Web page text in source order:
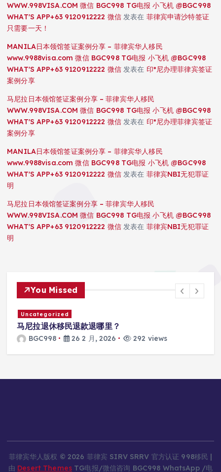
WWW.998VISA.COM 微信 BGC998 TG电报 小飞机 @BGC998
WHAT'S APP+63 9120912222 微信发表在 菲律宾申请沙特签证
只需要一天！
MANILA日本领馆签证案例分享 – 菲律宾华人移民
www.9988visa.com 微信 BGC998 TG电报 小飞机 @BGC998
WHAT'S APP+63 9120912222 微信发表在 印*尼办理菲律宾签证
案例分享
马尼拉日本领馆签证案例分享 – 菲律宾华人移民
WWW.998VISA.COM 微信 BGC998 TG电报 小飞机 @BGC998
WHAT'S APP+63 9120912222 微信发表在 印*尼办理菲律宾签证
案例分享
MANILA日本领馆签证案例分享 – 菲律宾华人移民
www.9988visa.com 微信 BGC998 TG电报 小飞机 @BGC998
WHAT'S APP+63 9120912222 微信发表在 菲律宾NBI无犯罪证
明
马尼拉日本领馆签证案例分享 – 菲律宾华人移民
WWW.998VISA.COM 微信 BGC998 TG电报 小飞机 @BGC998
WHAT'S APP+63 9120912222 微信发表在 菲律宾NBI无犯罪证
明
You Missed
Uncategorized
马尼拉退休移民退款退哪里？
BGC998 26 2 月, 2026 292 views
菲律宾华人版权 © 2026 菲律宾 SIRV SRRV 官方认证 998移民 |
由 Desert Themes TG电报/微信咨询 BGC998 WhatsApp /电